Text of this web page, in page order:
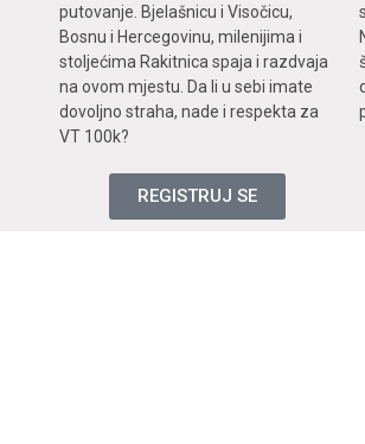
putovanje. Bjelašnicu i Visočicu,
Bosnu i Hercegovinu, milenijima i
stoljećima Rakitnica spaja i razdvaja
na ovom mjestu. Da li u sebi imate
dovoljno straha, nade i respekta za
VT 100k?
REGISTRUJ SE